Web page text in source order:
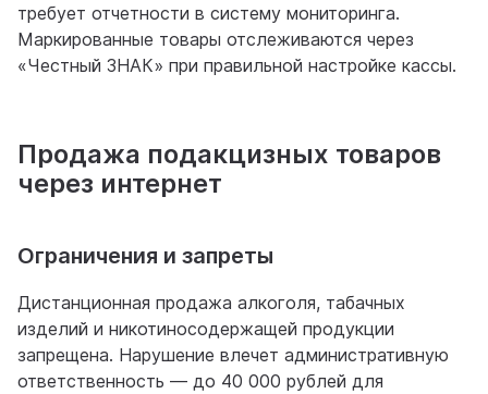
требует отчетности в систему мониторинга.
Маркированные товары отслеживаются через
«Честный ЗНАК» при правильной настройке кассы.
Продажа подакцизных товаров
через интернет
Ограничения и запреты
Дистанционная продажа алкоголя, табачных
изделий и никотиносодержащей продукции
запрещена. Нарушение влечет административную
ответственность — до 40 000 рублей для